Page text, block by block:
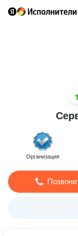
Организация